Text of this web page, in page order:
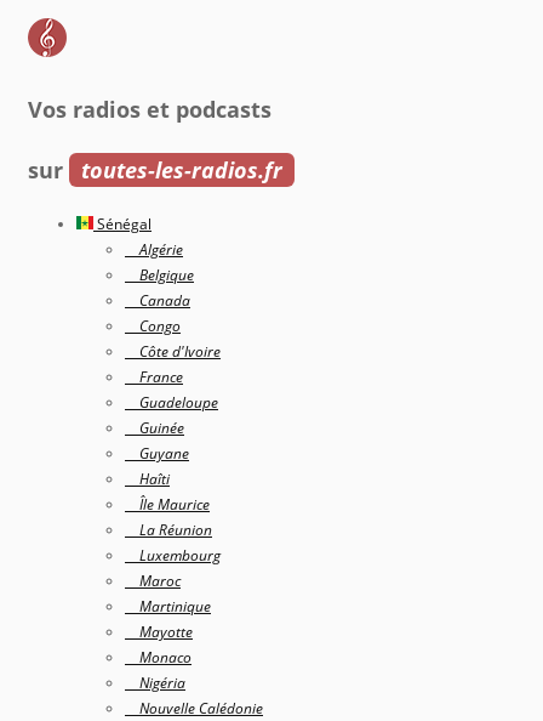
Vos radios et podcasts
sur toutes-les-radios.fr
Sénégal
Algérie
Belgique
Canada
Congo
Côte d'Ivoire
France
Guadeloupe
Guinée
Guyane
Haîti
Île Maurice
La Réunion
Luxembourg
Maroc
Martinique
Mayotte
Monaco
Nigéria
Nouvelle Calédonie